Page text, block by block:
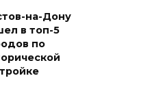
на-Дону
в топ-5
по